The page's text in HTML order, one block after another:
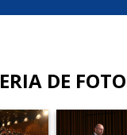
DE